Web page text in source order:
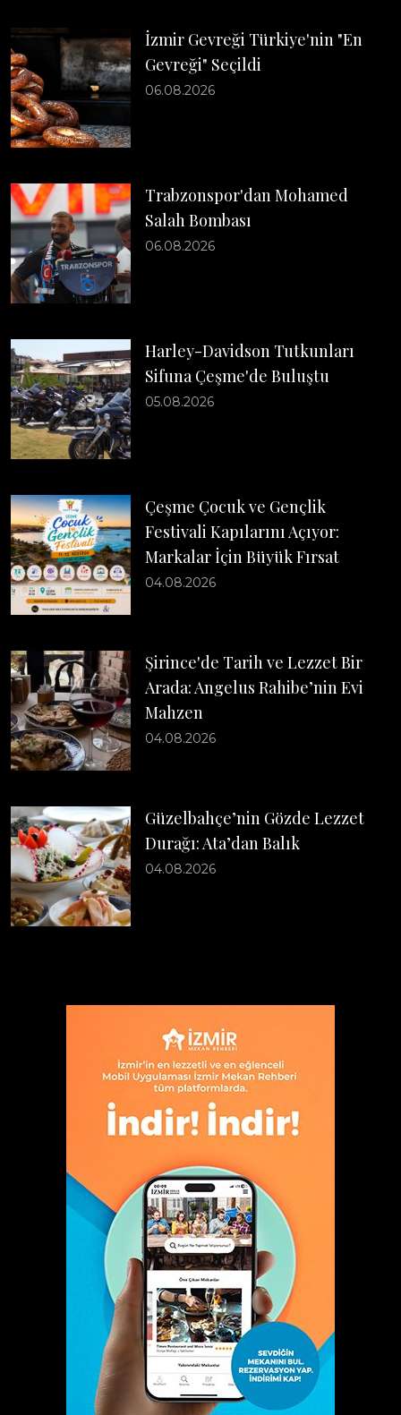
İzmir Gevreği Türkiye'nin "En
Gevreği" Seçildi
06.08.2026
Trabzonspor'dan Mohamed
Salah Bombası
06.08.2026
Harley-Davidson Tutkunları
Sifuna Çeşme'de Buluştu
05.08.2026
Çeşme Çocuk ve Gençlik
Festivali Kapılarını Açıyor:
Markalar İçin Büyük Fırsat
04.08.2026
Şirince'de Tarih ve Lezzet Bir
Arada: Angelus Rahibe’nin Evi
Mahzen
04.08.2026
Güzelbahçe’nin Gözde Lezzet
Durağı: Ata’dan Balık
04.08.2026